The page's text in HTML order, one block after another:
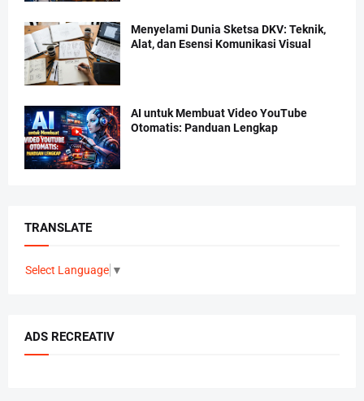
Menyelami Dunia Sketsa DKV: Teknik,
Alat, dan Esensi Komunikasi Visual
AI untuk Membuat Video YouTube
Otomatis: Panduan Lengkap
TRANSLATE
Select Language ▼
ADS RECREATIV